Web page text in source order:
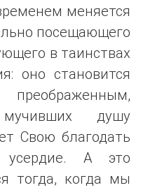
меняется
посещающего
в таинствах
оно становится
душу
Свою благодать
усердие. А это
тогда, когда мы